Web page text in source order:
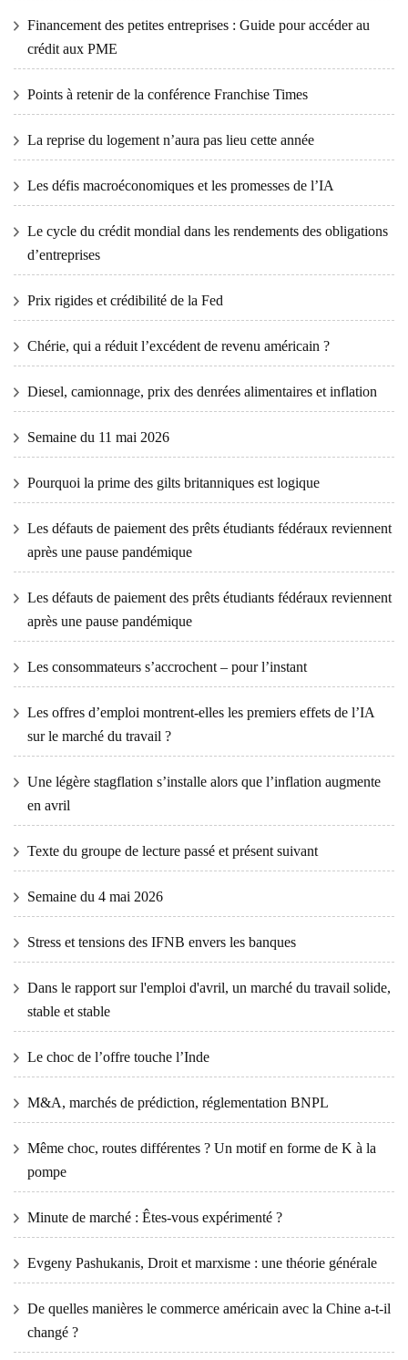
Financement des petites entreprises : Guide pour accéder au
crédit aux PME
Points à retenir de la conférence Franchise Times
La reprise du logement n’aura pas lieu cette année
Les défis macroéconomiques et les promesses de l’IA
Le cycle du crédit mondial dans les rendements des obligations
d’entreprises
Prix ​​​​rigides et crédibilité de la Fed
Chérie, qui a réduit l’excédent de revenu américain ?
Diesel, camionnage, prix des denrées alimentaires et inflation
Semaine du 11 mai 2026
Pourquoi la prime des gilts britanniques est logique
Les défauts de paiement des prêts étudiants fédéraux reviennent
après une pause pandémique
Les défauts de paiement des prêts étudiants fédéraux reviennent
après une pause pandémique
Les consommateurs s’accrochent – ​​pour l’instant
Les offres d’emploi montrent-elles les premiers effets de l’IA
sur le marché du travail ?
Une légère stagflation s’installe alors que l’inflation augmente
en avril
Texte du groupe de lecture passé et présent suivant
Semaine du 4 mai 2026
Stress et tensions des IFNB envers les banques
Dans le rapport sur l'emploi d'avril, un marché du travail solide,
stable et stable
Le choc de l’offre touche l’Inde
M&A, marchés de prédiction, réglementation BNPL
Même choc, routes différentes ? Un motif en forme de K à la
pompe
Minute de marché : Êtes-vous expérimenté ?
Evgeny Pashukanis, Droit et marxisme : une théorie générale
De quelles manières le commerce américain avec la Chine a-t-il
changé ?